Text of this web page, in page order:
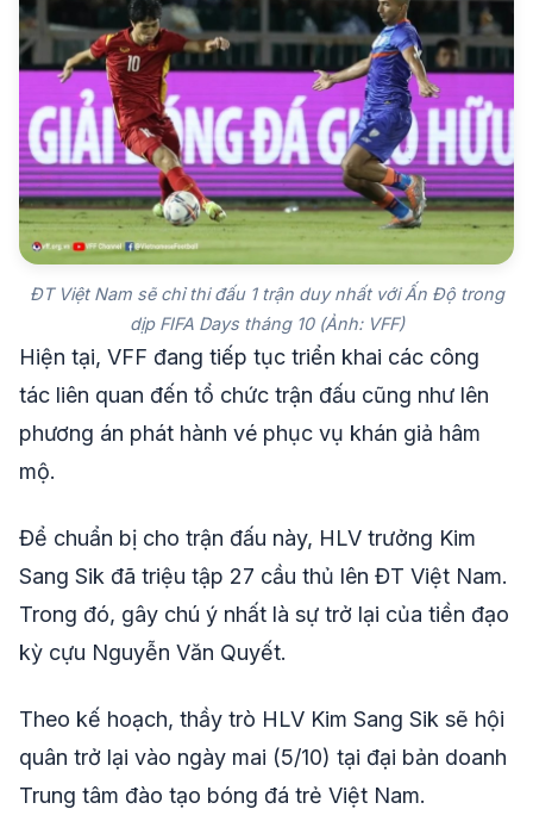
ĐT Việt Nam sẽ chỉ thi đấu 1 trận duy nhất với Ấn Độ trong
dịp FIFA Days tháng 10 (Ảnh: VFF)
Hiện tại, VFF đang tiếp tục triển khai các công
tác liên quan đến tổ chức trận đấu cũng như lên
phương án phát hành vé phục vụ khán giả hâm
mộ.
Để chuẩn bị cho trận đấu này, HLV trưởng Kim
Sang Sik đã triệu tập 27 cầu thủ lên ĐT Việt Nam.
Trong đó, gây chú ý nhất là sự trở lại của tiền đạo
kỳ cựu Nguyễn Văn Quyết.
Theo kế hoạch, thầy trò HLV Kim Sang Sik sẽ hội
quân trở lại vào ngày mai (5/10) tại đại bản doanh
Trung tâm đào tạo bóng đá trẻ Việt Nam.